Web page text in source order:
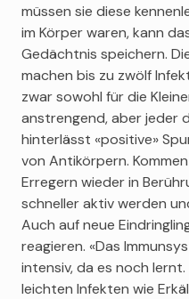
müssen sie diese
im Körper waren, kann
Gedächtnis speichern.
machen bis zu zwölf
zwar sowohl für die
anstrengend, aber jeder
hinterlässt «positive»
von Antikörpern.
Erregern wieder in
schneller aktiv werden
Auch auf neue
reagieren. «Das
intensiv, da es noch
leichten Infekten wie